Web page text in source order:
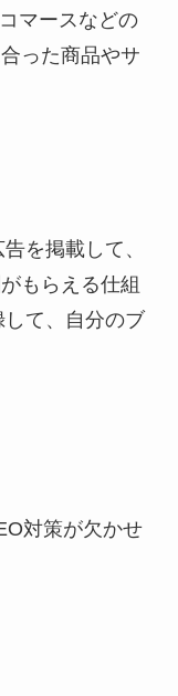
マースなどの
った商品やサ
を掲載して、
もらえる仕組
て、自分のブ
対策が欠かせ